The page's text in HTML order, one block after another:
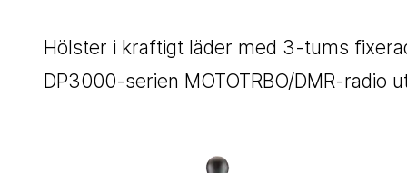
Hölster i kraftigt läder med 3-tums
DP3000-serien MOTOTRBO/DMR-radio